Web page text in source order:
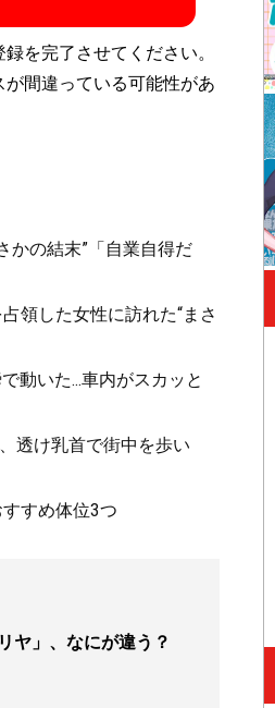
を完了させてください。
間違っている可能性があ
かの結末”「自業自得だ
領した女性に訪れた“まさ
動いた...車内がスカッと
透け乳首で街中を歩い
すめ体位3つ
ヤ」、なにが違う？